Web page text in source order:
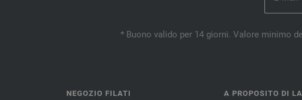
* Buono valido per 14 giorni. Valore minimo
NEGOZIO FILATI A PROPOSITO DI